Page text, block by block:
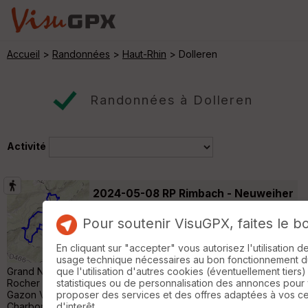
Accueil > Randonnées > Haut-Rhin > Dolleren
Randonnées à Dolleren
Activité
2024-05-08 RP Rimbach - Neuweiher
17 km
Rimbach-près-Masevaux - Chemin de
Pierres - Lac du Petit Neuweiher - Lac du
Grand Neuweiher - Auberge-refuge du Neuweiher - [GR531] -
Rocher du Corbeau - Lac des Perches - Col des Perches -
Gazon Vert - Rouge Gazon - Haute Bers - Col des
Pour soutenir VisuGPX, faites le
En cliquant sur "accepter" vous autorisez l'utilisation
usage technique nécessaires au bon fonctionnement
que l'utilisation d'autres cookies (éventuellement
statistiques ou de personnalisation des annonces pour
proposer des services et des offres adaptées à vos